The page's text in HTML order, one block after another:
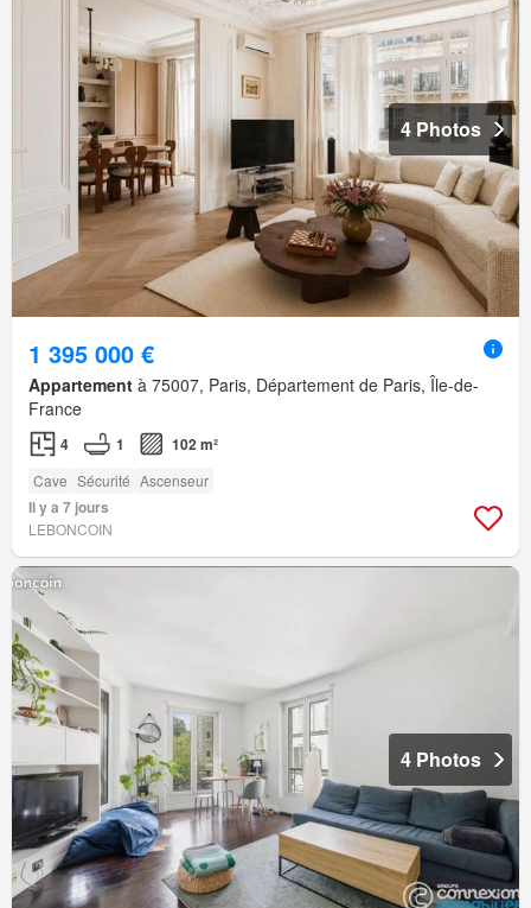
4 Photos
1 395 000 €
Appartement à 75007, Paris, Département de Paris, Île-de-
France
4 1 102 m²
Cave Sécurité Ascenseur
Il y a 7 jours
LEBONCOIN
4 Photos